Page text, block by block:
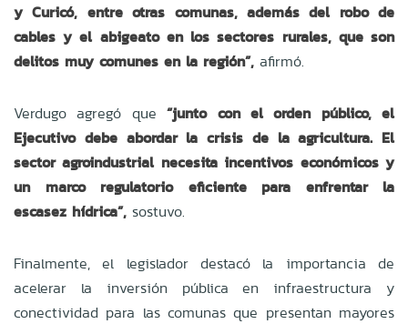
y Curicó, entre otras comunas, además del robo de
cables y el abigeato en los sectores rurales, que son
delitos muy comunes en la región”, afirmó.
Verdugo agregó que“junto con el orden público, el
Ejecutivo debe abordar la crisis de la agricultura. El
sector agroindustrial necesita incentivos económicos y
un marco regulatorio eficiente para enfrentar la
escasez hídrica”, sostuvo.
Finalmente, el legislador destacó la importancia de
acelerar la inversión pública en infraestructura y
conectividad para las comunas que presentan mayores